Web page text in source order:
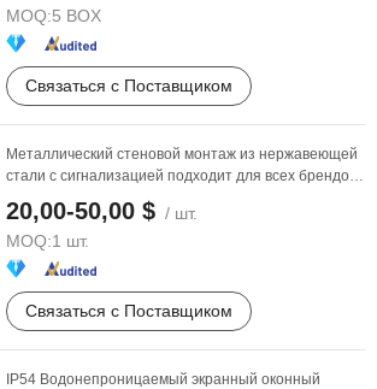
MOQ:5 BOX
Связаться с Поставщиком
Металлический стеновой монтаж из нержавеющей
стали с сигнализацией подходит для всех брендов
20,00-50,00 $ / шт.
MOQ:1 шт.
Связаться с Поставщиком
IP54 Водонепроницаемый экранный оконный